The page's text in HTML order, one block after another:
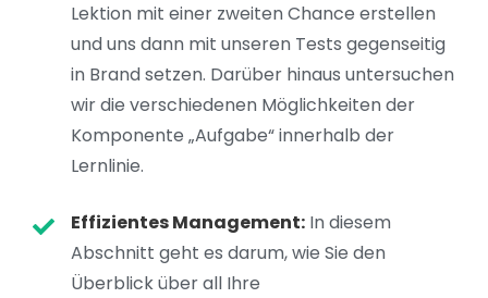
Lektion mit einer zweiten Chance erstellen
und uns dann mit unseren Tests gegenseitig
in Brand setzen. Darüber hinaus untersuchen
wir die verschiedenen Möglichkeiten der
Komponente „Aufgabe“ innerhalb der
Lernlinie.
Effizientes Management: In diesem
Abschnitt geht es darum, wie Sie den
Überblick über all Ihre